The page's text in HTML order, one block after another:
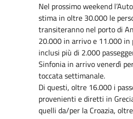
Nel prossimo weekend
stima in oltre 30.000 le
transiteranno nel porto di
20.000 in arrivo e 11.000 in
inclusi più di 2.000
Sinfonia in arrivo venerdì
toccata settimanale.
Di questi, oltre 16.000 i
provenienti e diretti in
quelli da/per la Croazia,